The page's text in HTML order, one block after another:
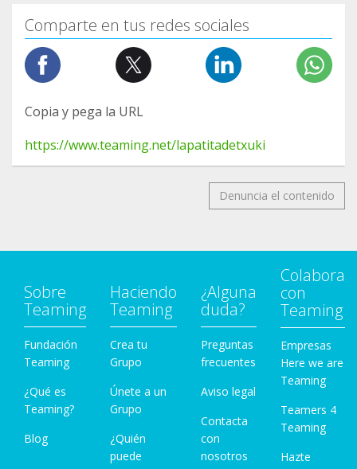
Comparte en tus redes sociales
Copia y pega la URL
https://www.teaming.net/lapatitadetxuki
Denuncia el contenido
Sobre
Teaming
Fundación
Teaming
¿Qué es
Teaming?
Blog
Haciendo
Teaming
Crea tu
Grupo
Únete a un
Grupo
¿Quién
puede
¿Alguna
duda?
Preguntas
frecuentes
Aviso legal
Contacta
con
nosotros
Colabora
con
Teaming
Empresas
Here we are
Teaming
Teamers 4
Teaming
Hazte